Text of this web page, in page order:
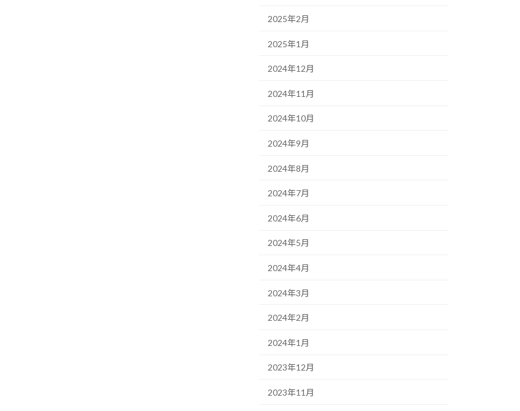
2025年2月
2025年1月
2024年12月
2024年11月
2024年10月
2024年9月
2024年8月
2024年7月
2024年6月
2024年5月
2024年4月
2024年3月
2024年2月
2024年1月
2023年12月
2023年11月